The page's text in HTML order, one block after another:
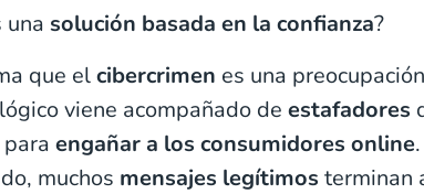
una solución basada en la confianza?
que elcibercrimen es una
viene acompañado de estafadores
engañar a los consumidores online.
muchos mensajes legítimos terminan